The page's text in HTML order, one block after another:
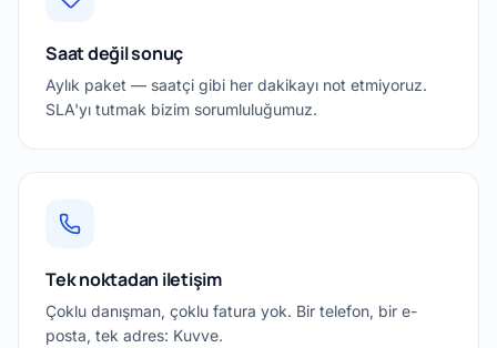
Saat değil sonuç
Aylık paket — saatçi gibi her dakikayı not etmiyoruz.
SLA'yı tutmak bizim sorumluluğumuz.
Tek noktadan iletişim
Çoklu danışman, çoklu fatura yok. Bir telefon, bir e-
posta, tek adres: Kuvve.